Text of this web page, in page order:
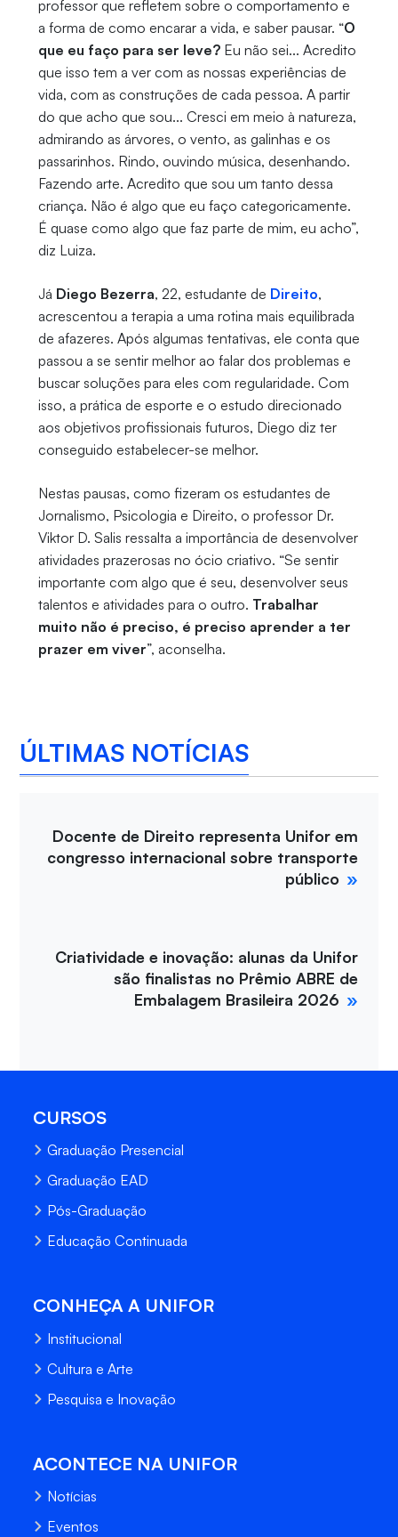
professor que refletem sobre o comportamento e
a forma de como encarar a vida, e saber pausar. “O
que eu faço para ser leve?Eu não sei... Acredito
que isso tem a ver com as nossas experiências de
vida, com as construções de cada pessoa. A partir
do que acho que sou... Cresci em meio à natureza,
admirando as árvores, o vento, as galinhas e os
passarinhos. Rindo, ouvindo música, desenhando.
Fazendo arte. Acredito que sou um tanto dessa
criança. Não é algo que eu faço categoricamente.
É quase como algo que faz parte de mim, eu acho”,
diz Luiza.
Já Diego Bezerra, 22, estudante de Direito,
acrescentou a terapia a uma rotina mais equilibrada
de afazeres. Após algumas tentativas, ele conta que
passou a se sentir melhor ao falar dos problemas e
buscar soluções para eles com regularidade. Com
isso, a prática de esporte e o estudo direcionado
aos objetivos profissionais futuros, Diego diz ter
conseguido estabelecer-se melhor.
Nestas pausas, como fizeram os estudantes de
Jornalismo, Psicologia e Direito, o professor Dr.
Viktor D. Salis ressalta a importância de desenvolver
atividades prazerosas no ócio criativo. “Se sentir
importante com algo que é seu, desenvolver seus
talentos e atividades para o outro. Trabalhar
muito não é preciso, é preciso aprender a ter
prazer em viver”, aconselha.
ÚLTIMAS NOTÍCIAS
Docente de Direito representa Unifor em
congresso internacional sobre transporte
público
Criatividade e inovação: alunas da Unifor
são finalistas no Prêmio ABRE de
Embalagem Brasileira 2026
CURSOS
Graduação Presencial
Graduação EAD
Pós-Graduação
Educação Continuada
CONHEÇA A UNIFOR
Institucional
Cultura e Arte
Pesquisa e Inovação
ACONTECE NA UNIFOR
Notícias
Eventos